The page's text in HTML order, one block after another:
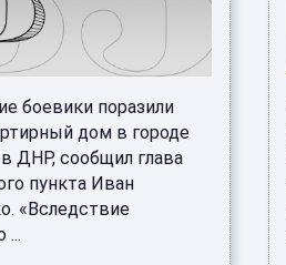
боевики поразили
дом в городе
ДНР, сообщил глава
пункта Иван
«Вследствие
...